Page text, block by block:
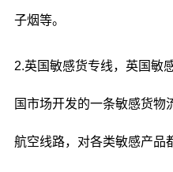
子烟等。
2.英国敏感货专线，英国敏
国市场开发的一条敏感货物
航空线路，对各类敏感产品